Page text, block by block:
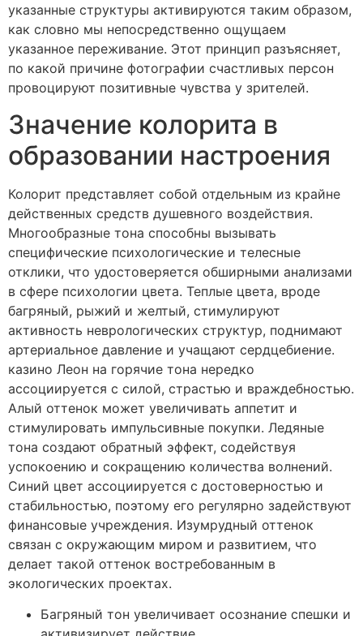
указанные структуры активируются таким образом,
как словно мы непосредственно ощущаем
указанное переживание. Этот принцип разъясняет,
по какой причине фотографии счастливых персон
провоцируют позитивные чувства у зрителей.
Значение колорита в
образовании настроения
Колорит представляет собой отдельным из крайне
действенных средств душевного воздействия.
Многообразные тона способны вызывать
специфические психологические и телесные
отклики, что удостоверяется обширными анализами
в сфере психологии цвета. Теплые цвета, вроде
багряный, рыжий и желтый, стимулируют
активность неврологических структур, поднимают
артериальное давление и учащают сердцебиение.
казино Леон на горячие тона нередко
ассоциируется с силой, страстью и враждебностью.
Алый оттенок может увеличивать аппетит и
стимулировать импульсивные покупки. Ледяные
тона создают обратный эффект, содействуя
успокоению и сокращению количества волнений.
Синий цвет ассоциируется с достоверностью и
стабильностью, поэтому его регулярно задействуют
финансовые учреждения. Изумрудный оттенок
связан с окружающим миром и развитием, что
делает такой оттенок востребованным в
экологических проектах.
Багряный тон увеличивает осознание спешки и